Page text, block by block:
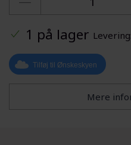
1 på lager
Tilføj til Ønskeskyen
Mere